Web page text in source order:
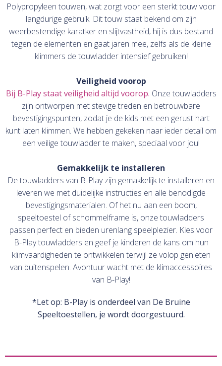
Polypropyleen touwen, wat zorgt voor een sterkt touw voor
langdurige gebruik. Dit touw staat bekend om zijn
weerbestendige karatker en slijtvastheid, hij is dus bestand
tegen de elementen en gaat jaren mee, zelfs als de kleine
klimmers de touwladder intensief gebruiken!
Veiligheid voorop
Bij B-Play staat veiligheid altijd voorop. Onze touwladders
zijn ontworpen met stevige treden en betrouwbare
bevestigingspunten, zodat je de kids met een gerust hart
kunt laten klimmen. We hebben gekeken naar ieder detail om
een veilige touwladder te maken, speciaal voor jou!
Gemakkelijk te installeren
De touwladders van B-Play zijn gemakkelijk te installeren en
leveren we met duidelijke instructies en alle benodigde
bevestigingsmaterialen. Of het nu aan een boom,
speeltoestel of schommelframe is, onze touwladders
passen perfect en bieden urenlang speelplezier. Kies voor
B-Play touwladders en geef je kinderen de kans om hun
klimvaardigheden te ontwikkelen terwijl ze volop genieten
van buitenspelen. Avontuur wacht met de klimaccessoires
van B-Play!
*Let op: B-Play is onderdeel van De Bruine
Speeltoestellen, je wordt doorgestuurd.